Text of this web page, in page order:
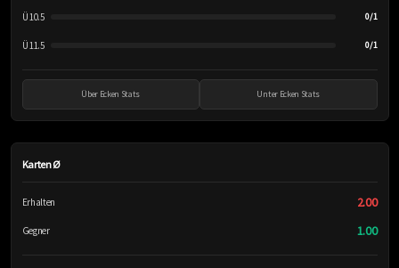
Ü 10.5 0/1
Ü 11.5 0/1
Über Ecken Stats Unter Ecken Stats
Karten Ø
Erhalten 2.00
Gegner 1.00